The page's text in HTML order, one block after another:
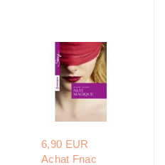
6,90 EUR
Achat Fnac